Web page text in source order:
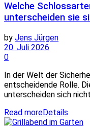
Welche
unterscheiden sie
by Jens Jürgen
20. Juli 2026
0
In der Welt der
entscheidende Rolle.
unterscheiden sich
Read moreDetails